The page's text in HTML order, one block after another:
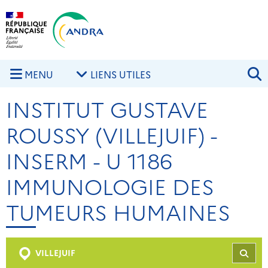
Aller au contenu principal
MENU LIENS UTILES
INSTITUT GUSTAVE
ROUSSY (VILLEJUIF) -
INSERM - U 1186
IMMUNOLOGIE DES
TUMEURS HUMAINES
VILLEJUIF